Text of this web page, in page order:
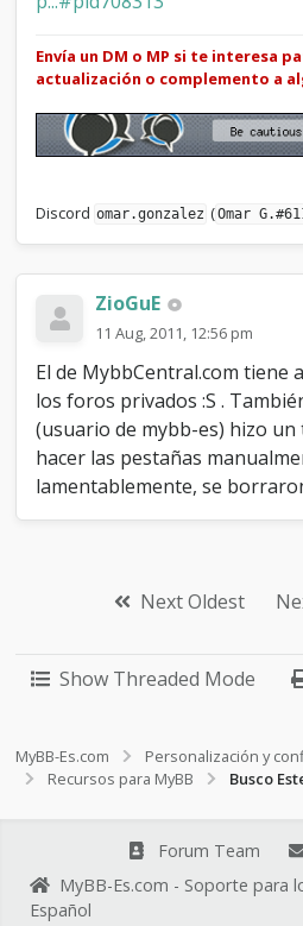
Envía un DM o MP si te interesa
actualización o complemento a
Discord omar.gonzalez (Omar
ZioGuE
11 Aug, 2011, 12:56 pm
El de MybbCentral.com tiene
los foros privados :S .
(usuario de mybb-es) hizo
hacer las pestañas
lamentablemente, se
Next Oldest
Show Threaded Mode
MyBB-Es.com
Personalización y
Recursos para MyBB
Busco
Forum Team
MyBB-Es.com - Soporte para
Español